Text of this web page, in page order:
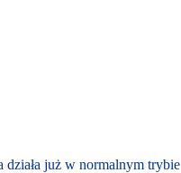
działa już w normalnym trybie